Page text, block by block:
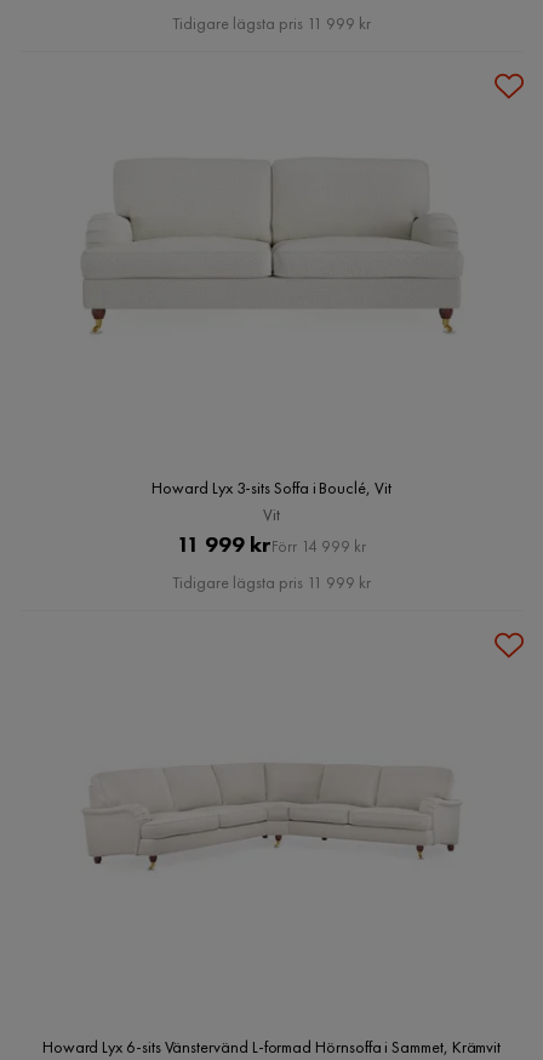
Pris
Tidigare lägsta pris 11 999 kr
Howard Lyx 3-sits Soffa i Bouclé, Vit
Vit
Pris
11 999 krOriginal
Pris
Förr 14 999 kr
Tidigare lägsta pris 11 999 kr
Howard Lyx 6-sits Vänstervänd L-formad Hörnsoffa i Sammet, Krämvit